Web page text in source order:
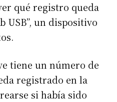
qué registro queda
USB”, un dispositivo
tiene un número de
registrado en la
si había sido